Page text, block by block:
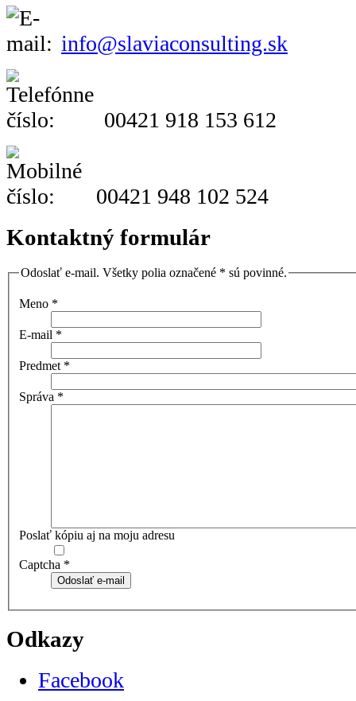
info@slaviaconsulting.sk
00421 918 153 612
00421 948 102 524
Kontaktný formulár
Odoslať e-mail. Všetky polia označené * sú povinné.
Meno *
E-mail *
Predmet*
Správa *
Poslať kópiu aj na moju adresu
Captcha *
Odoslať e-mail
Odkazy
Facebook